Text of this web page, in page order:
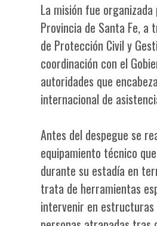
La misión fue
Provincia de Santa Fe, a
de Protección Civil y
coordinación con el
autoridades que
internacional de
Antes del despegue se
equipamiento técnico
durante su estadía en
trata de herramientas
intervenir en estructuras